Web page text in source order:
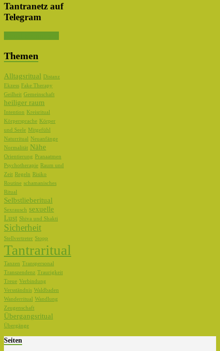
Tantranetz auf
Telegram
Themen
Alltagsritual Distanz
Ekzess Fake Therapy
Geilheit Gemeinschaft
heiliger raum
Intention
Kreisritual
Körpersprache Körper
und Seele Mitgefühl
Naturritual Neuanfänge
Normalität Nähe
Orientierung
Pranaatmen
Psychotherapie Raum und
Zeit Regeln
Risiko
Routine schamanisches
Ritual
Selbstlieberitual
Sexrausch sexuelle
Lust Shiva und Shakti
Sicherheit
Stellvertreter Stopp
Tantraritual
Tanzen Transpersonal
Transzendenz Traurigkeit
Treue Verbindung
Versständnis Waldbaden
Wanderritual Wandlung
Zeugenschaft
Übergangsritual
Übergänge
Seiten